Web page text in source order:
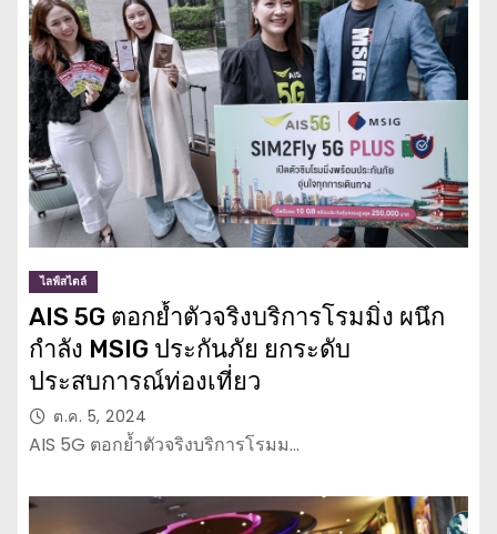
ไลฟ์สไตล์
AIS 5G ตอกย้ำตัวจริงบริการโรมมิ่ง ผนึก
กำลัง MSIG ประกันภัย ยกระดับ
ประสบการณ์ท่องเที่ยว
ต.ค. 5, 2024
AIS 5G ตอกย้ำตัวจริงบริการโรมม…